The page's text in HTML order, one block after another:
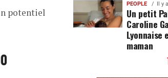
potentiel
PEOPLE Il y
Un petit
Caroline
Lyonnaise
maman